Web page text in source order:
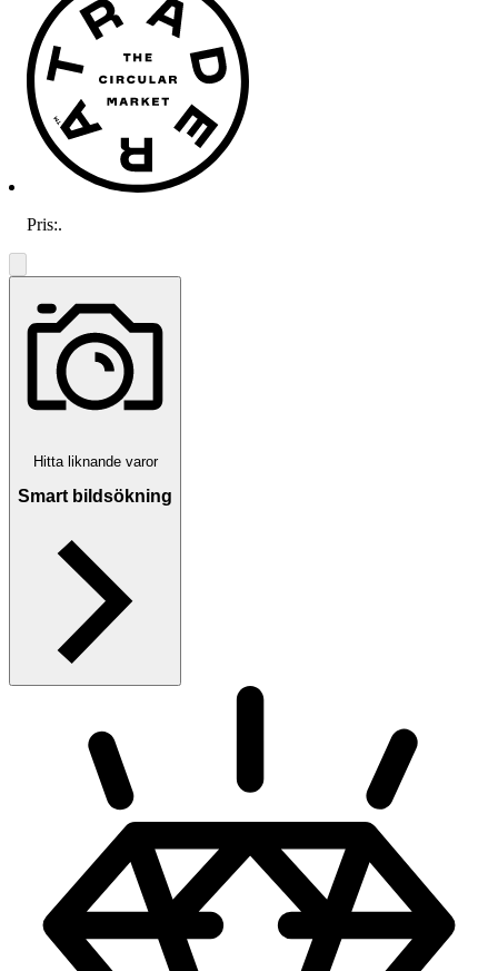
Pris:.
Hitta liknande varor
Smart bildsökning